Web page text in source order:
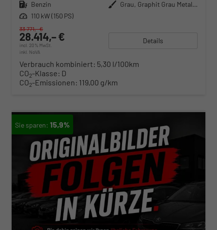
Kraftstoff Benzin Außenfarbe
Grau, Graphit Grau Metallic
Leistung 110 kW (150 PS)
28.414,– €
incl. 20% MwSt.
inkl. NoVA
33.771,– €
Details
Verbrauch kombiniert: 5,30 l/100km
CO2-Klasse: D
CO2-Emissionen: 119,00 g/km
15,9%